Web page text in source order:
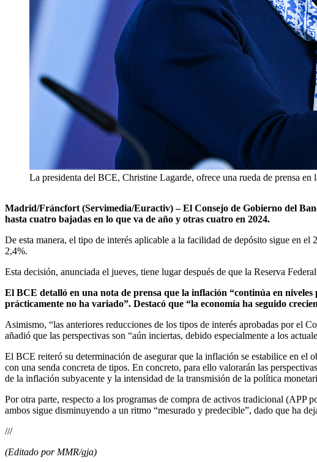
La presidenta del BCE, Christine Lagarde, ofrece una rueda de prensa
Madrid/Fráncfort (Servimedia/Euractiv) – El Consejo de Gobierno del
hasta cuatro bajadas en lo que va de año y otras cuatro en 2024.
De esta manera, el tipo de interés aplicable a la facilidad de depósito sigue en
2,4%.
Esta decisión, anunciada el jueves, tiene lugar después de que la Reserva
El BCE detalló en una nota de prensa que la inflación “continúa en
prácticamente no ha variado”. Destacó que “la economía ha seguido
Asimismo, “las anteriores reducciones de los tipos de interés aprobadas por el
añadió que las perspectivas son “aún inciertas, debido especialmente a los
El BCE reiteró su determinación de asegurar que la inflación se estabilice en el
con una senda concreta de tipos. En concreto, para ello valorarán las
de la inflación subyacente y la intensidad de la transmisión de la política
Por otra parte, respecto a los programas de compra de activos tradicional (APP
ambos sigue disminuyendo a un ritmo “mesurado y predecible”, dado que ha
///
(Editado por MMR/gja)